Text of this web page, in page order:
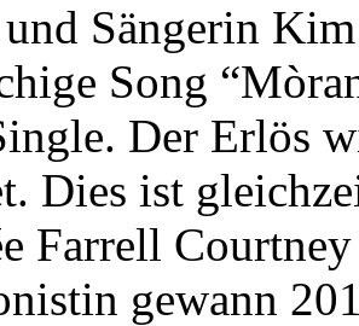
Sängerin
Song
Der Erlös
Dies ist
Farrell
gewann